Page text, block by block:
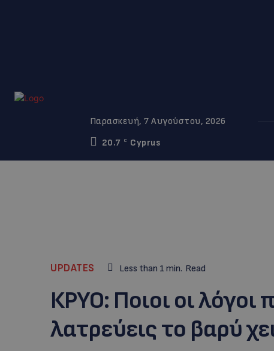
Παρασκευή, 7 Αυγούστου, 2026
20.7
C Cyprus
UPDATES Less than 1 min. Read
ΚΡΥΟ: Ποιοι οι λόγοι
λατρεύεις το βαρύ